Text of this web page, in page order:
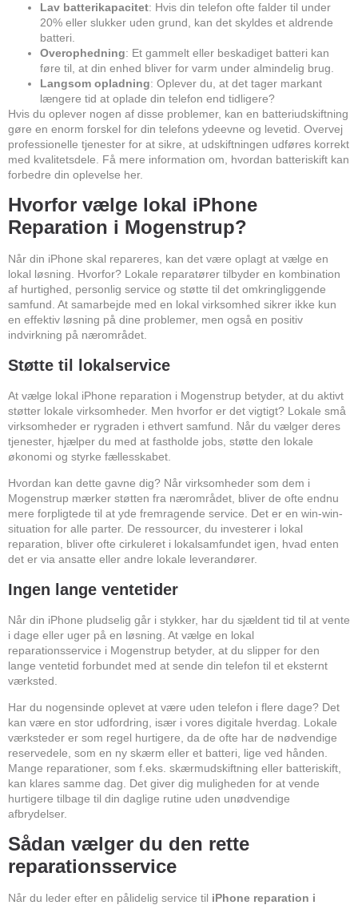
Lav batterikapacitet: Hvis din telefon ofte falder til under
20% eller slukker uden grund, kan det skyldes et aldrende
batteri.
Overophedning: Et gammelt eller beskadiget batteri kan
føre til, at din enhed bliver for varm under almindelig brug.
Langsom opladning: Oplever du, at det tager markant
længere tid at oplade din telefon end tidligere?
Hvis du oplever nogen af disse problemer, kan en batteriudskiftning
gøre en enorm forskel for din telefons ydeevne og levetid. Overvej
professionelle tjenester for at sikre, at udskiftningen udføres korrekt
med kvalitetsdele. Få mere information om, hvordan batteriskift kan
forbedre din oplevelse her.
Hvorfor vælge lokal iPhone
Reparation i Mogenstrup?
Når din iPhone skal repareres, kan det være oplagt at vælge en
lokal løsning. Hvorfor? Lokale reparatører tilbyder en kombination
af hurtighed, personlig service og støtte til det omkringliggende
samfund. At samarbejde med en lokal virksomhed sikrer ikke kun
en effektiv løsning på dine problemer, men også en positiv
indvirkning på nærområdet.
Støtte til lokalservice
At vælge lokal iPhone reparation i Mogenstrup betyder, at du aktivt
støtter lokale virksomheder. Men hvorfor er det vigtigt? Lokale små
virksomheder er rygraden i ethvert samfund. Når du vælger deres
tjenester, hjælper du med at fastholde jobs, støtte den lokale
økonomi og styrke fællesskabet.
Hvordan kan dette gavne dig? Når virksomheder som dem i
Mogenstrup mærker støtten fra nærområdet, bliver de ofte endnu
mere forpligtede til at yde fremragende service. Det er en win-win-
situation for alle parter. De ressourcer, du investerer i lokal
reparation, bliver ofte cirkuleret i lokalsamfundet igen, hvad enten
det er via ansatte eller andre lokale leverandører.
Ingen lange ventetider
Når din iPhone pludselig går i stykker, har du sjældent tid til at vente
i dage eller uger på en løsning. At vælge en lokal
reparationsservice i Mogenstrup betyder, at du slipper for den
lange ventetid forbundet med at sende din telefon til et eksternt
værksted.
Har du nogensinde oplevet at være uden telefon i flere dage? Det
kan være en stor udfordring, især i vores digitale hverdag. Lokale
værksteder er som regel hurtigere, da de ofte har de nødvendige
reservedele, som en ny skærm eller et batteri, lige ved hånden.
Mange reparationer, som f.eks. skærmudskiftning eller batteriskift,
kan klares samme dag. Det giver dig muligheden for at vende
hurtigere tilbage til din daglige rutine uden unødvendige
afbrydelser.
Sådan vælger du den rette
reparationsservice
Når du leder efter en pålidelig service til iPhone reparation i